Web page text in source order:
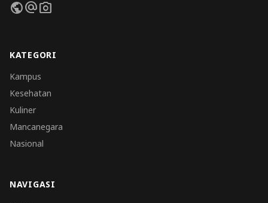
publicalternate_emailphoto_camera
KATEGORI
Kampus
Kesehatan
Kuliner
Mancanegara
Nasional
NAVIGASI